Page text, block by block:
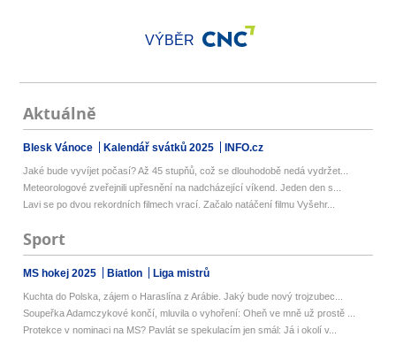
VÝBĚR
Aktuálně
Blesk Vánoce Kalendář svátků 2025 INFO.cz
Jaké bude vyvíjet počasí? Až 45 stupňů, což se dlouhodobě nedá vydržet...
Meteorologové zveřejnili upřesnění na nadcházející víkend. Jeden den s...
Lavi se po dvou rekordních filmech vrací. Začalo natáčení filmu Vyšehr...
Sport
MS hokej 2025 Biatlon Liga mistrů
Kuchta do Polska, zájem o Haraslína z Arábie. Jaký bude nový trojzubec...
Soupeřka Adamczykové končí, mluvila o vyhoření: Oheň ve mně už prostě ...
Protekce v nominaci na MS? Pavlát se spekulacím jen smál: Já i okolí v...